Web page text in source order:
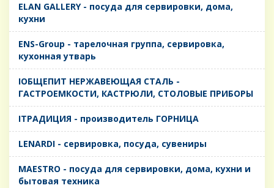
ELAN GALLERY - посуда для сервировки, дома,
кухни
ENS-Group - тарелочная группа, сервировка,
кухонная утварь
IОБЩЕПИТ НЕРЖАВЕЮЩАЯ СТАЛЬ -
ГАСТРОЕМКОСТИ, КАСТРЮЛИ, СТОЛОВЫЕ ПРИБОРЫ
IТРАДИЦИЯ - производитель ГОРНИЦА
LENARDI - сервировка, посуда, сувениры
MAESTRO - посуда для сервировки, дома, кухни и
бытовая техника